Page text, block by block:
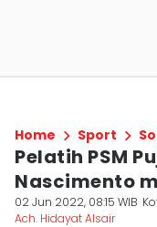
Home Sport
Pelatih PSM
Nascimento
02 Jun 2022, 08:15 WIB
Ach. Hidayat Alsair